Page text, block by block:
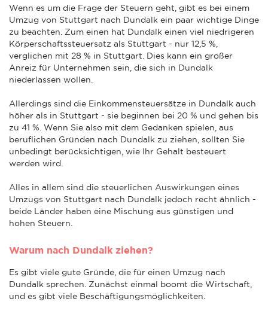
Wenn es um die Frage der Steuern geht, gibt es bei einem
Umzug von Stuttgart nach Dundalk ein paar wichtige Dinge
zu beachten. Zum einen hat Dundalk einen viel niedrigeren
Körperschaftssteuersatz als Stuttgart - nur 12,5 %,
verglichen mit 28 % in Stuttgart. Dies kann ein großer
Anreiz für Unternehmen sein, die sich in Dundalk
niederlassen wollen.
Allerdings sind die Einkommensteuersätze in Dundalk auch
höher als in Stuttgart - sie beginnen bei 20 % und gehen bis
zu 41 %. Wenn Sie also mit dem Gedanken spielen, aus
beruflichen Gründen nach Dundalk zu ziehen, sollten Sie
unbedingt berücksichtigen, wie Ihr Gehalt besteuert
werden wird.
Alles in allem sind die steuerlichen Auswirkungen eines
Umzugs von Stuttgart nach Dundalk jedoch recht ähnlich -
beide Länder haben eine Mischung aus günstigen und
hohen Steuern.
Warum nach Dundalk ziehen?
Es gibt viele gute Gründe, die für einen Umzug nach
Dundalk sprechen. Zunächst einmal boomt die Wirtschaft,
und es gibt viele Beschäftigungsmöglichkeiten.